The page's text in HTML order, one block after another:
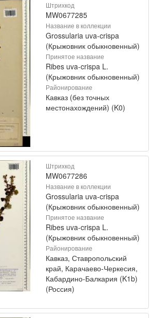
Штрихкод
MW0677285
Название в коллекции
Grossularia uva-crispa
(Крыжовник обыкновенный)
Принятое название
Ribes uva-crispa L.
(Крыжовник обыкновенный)
Районирование
Кавказ (без точных
местонахождений) (K0)
Штрихкод
MW0677286
Название в коллекции
Grossularia uva-crispa
(Крыжовник обыкновенный)
Принятое название
Ribes uva-crispa L.
(Крыжовник обыкновенный)
Районирование
Кавказ, Ставропольский
край, Карачаево-Черкесия,
Кабардино-Балкария (K1b)
(Россия)